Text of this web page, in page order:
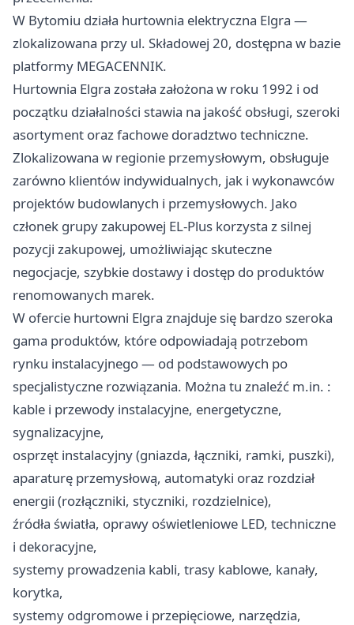
W Bytomiu działa hurtownia elektryczna Elgra —
zlokalizowana przy ul. Składowej 20, dostępna w bazie
platformy MEGACENNIK.
Hurtownia Elgra została założona w roku 1992 i od
początku działalności stawia na jakość obsługi, szeroki
asortyment oraz fachowe doradztwo techniczne.
Zlokalizowana w regionie przemysłowym, obsługuje
zarówno klientów indywidualnych, jak i wykonawców
projektów budowlanych i przemysłowych. Jako
członek grupy zakupowej EL-Plus korzysta z silnej
pozycji zakupowej, umożliwiając skuteczne
negocjacje, szybkie dostawy i dostęp do produktów
renomowanych marek.
W ofercie hurtowni Elgra znajduje się bardzo szeroka
gama produktów, które odpowiadają potrzebom
rynku instalacyjnego — od podstawowych po
specjalistyczne rozwiązania. Można tu znaleźć m.in. :
kable i przewody instalacyjne, energetyczne,
sygnalizacyjne,
osprzęt instalacyjny (gniazda, łączniki, ramki, puszki),
aparaturę przemysłową, automatyki oraz rozdział
energii (rozłączniki, styczniki, rozdzielnice),
źródła światła, oprawy oświetleniowe LED, techniczne
i dekoracyjne,
systemy prowadzenia kabli, trasy kablowe, kanały,
korytka,
systemy odgromowe i przepięciowe, narzędzia,